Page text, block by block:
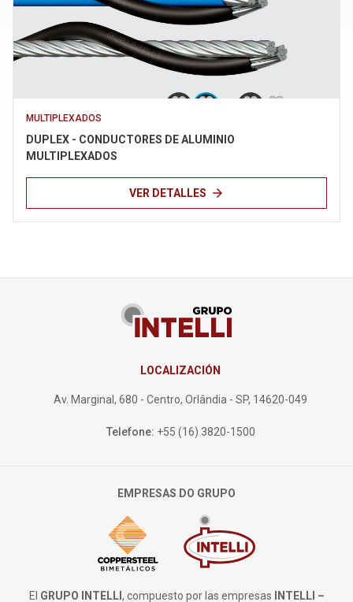
MULTIPLEXADOS
DUPLEX - CONDUCTORES DE ALUMINIO
MULTIPLEXADOS
VER DETALLES arrow_forward
LOCALIZACIÓN
Av. Marginal, 680 - Centro, Orlândia - SP, 14620-049
Telefone: +55 (16) 3820-1500
EMPRESAS DO GRUPO
El GRUPO INTELLI , compuesto por las empresas INTELLI –